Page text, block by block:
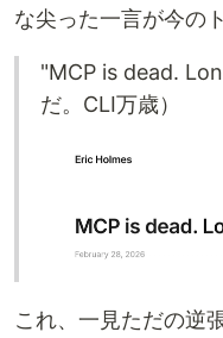
な尖った一言が今の
"MCP is dead.
だ。CLI万歳）
これ、一見ただの逆